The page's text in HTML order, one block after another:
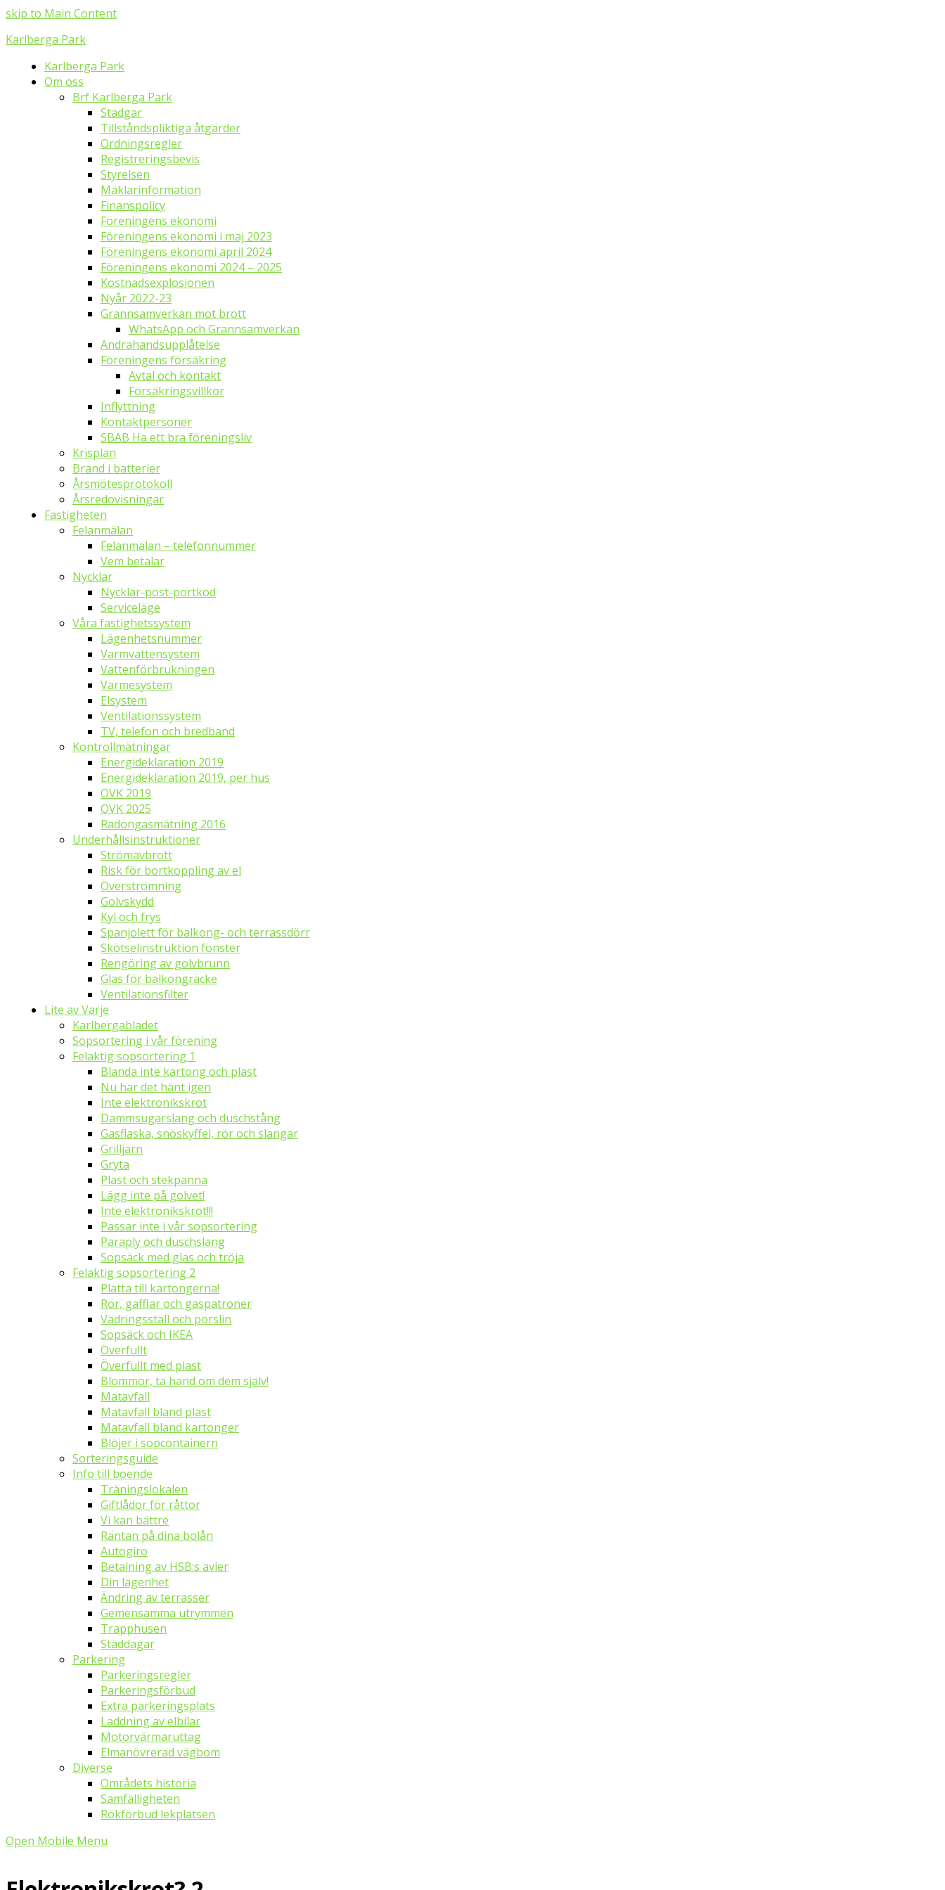
skip to Main Content
Karlberga Park
Karlberga Park
Om oss
Brf Karlberga Park
Stadgar
Tillståndspliktiga åtgärder
Ordningsregler
Registreringsbevis
Styrelsen
Mäklarinformation
Finanspolicy
Föreningens ekonomi
Föreningens ekonomi i maj 2023
Föreningens ekonomi april 2024
Föreningens ekonomi 2024 – 2025
Kostnadsexplosionen
Nyår 2022-23
Grannsamverkan mot brott
WhatsApp och Grannsamverkan
Andrahandsupplåtelse
Föreningens försäkring
Avtal och kontakt
Försäkringsvillkor
Inflyttning
Kontaktpersoner
SBAB Ha ett bra föreningsliv
Krisplan
Brand i batterier
Årsmötesprotokoll
Årsredovisningar
Fastigheten
Felanmälan
Felanmälan – telefonnummer
Vem betalar
Nycklar
Nycklar-post-portkod
Serviceläge
Våra fastighetssystem
Lägenhetsnummer
Varmvattensystem
Vattenförbrukningen
Värmesystem
Elsystem
Ventilationssystem
TV, telefon och bredband
Kontrollmätningar
Energideklaration 2019
Energideklaration 2019, per hus
OVK 2019
OVK 2025
Radongasmätning 2016
Underhållsinstruktioner
Strömavbrott
Risk för bortkoppling av el
Överströmning
Golvskydd
Kyl och frys
Spanjolett för balkong- och terrassdörr
Skötselinstruktion fönster
Rengöring av golvbrunn
Glas för balkongräcke
Ventilationsfilter
Lite av Varje
Karlbergabladet
Sopsortering i vår förening
Felaktig sopsortering 1
Blanda inte kartong och plast
Nu har det hänt igen
Inte elektronikskrot
Dammsugarslang och duschstång
Gasflaska, snöskyffel, rör och slangar
Grilljärn
Gryta
Plast och stekpanna
Lägg inte på golvet!
Inte elektronikskrot!!!
Passar inte i vår sopsortering
Paraply och duschslang
Sopsäck med glas och tröja
Felaktig sopsortering 2
Platta till kartongerna!
Rör, gafflar och gaspatroner
Vädringsställ och porslin
Sopsäck och IKEA
Överfullt
Överfullt med plast
Blommor, ta hand om dem själv!
Matavfall
Matavfall bland plast
Matavfall bland kartonger
Blöjer i sopcontainern
Sorteringsguide
Info till boende
Träningslokalen
Giftlådor för råttor
Vi kan bättre
Räntan på dina bolån
Autogiro
Betalning av HSB:s avier
Din lägenhet
Ändring av terrasser
Gemensamma utrymmen
Trapphusen
Städdagar
Parkering
Parkeringsregler
Parkeringsförbud
Extra parkeringsplats
Laddning av elbilar
Motorvärmaruttag
Elmanövrerad vägbom
Diverse
Områdets historia
Samfälligheten
Rökförbud lekplatsen
Open Mobile Menu